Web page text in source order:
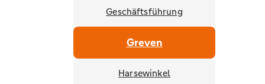
Geschäftsführung
Greven
Harsewinkel